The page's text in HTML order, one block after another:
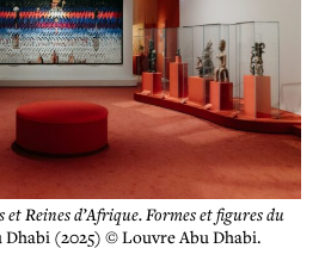
et Reines d’Afrique. Formes et figures du
Dhabi (2025) © Louvre Abu Dhabi.